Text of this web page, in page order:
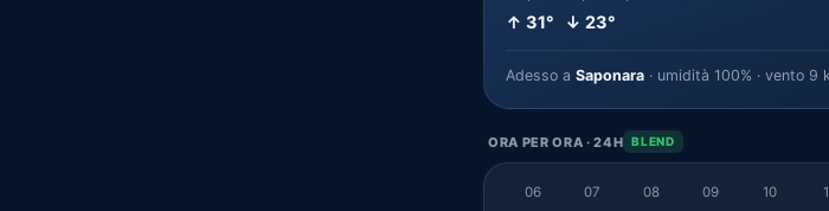
↑ 31° ↓ 23°
Adesso a Saponara · umidità 100% · vento 9
ORA PER ORA · 24H BLEND
06 07 08 09 10